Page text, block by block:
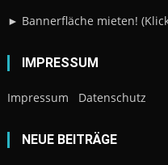
► Bannerfläche mieten!
IMPRESSUM
Impressum Datenschutz
NEUE BEITRÄGE